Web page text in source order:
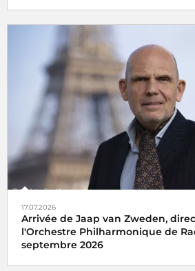
17.07.2026
Arrivée de Jaap van Zweden,
l'Orchestre Philharmonique de
septembre 2026